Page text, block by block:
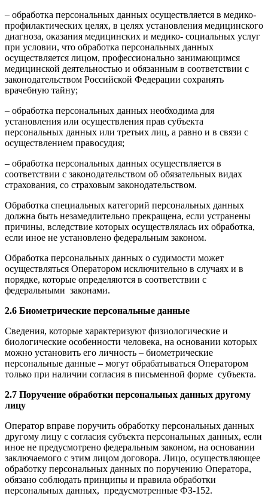
– обработка персональных данных осуществляется в медико-
профилактических целях, в целях установления медицинского
диагноза, оказания медицинских и медико- социальных услуг
при условии, что обработка персональных данных
осуществляется лицом, профессионально занимающимся
медицинской деятельностью и обязанным в соответствии с
законодательством Российской Федерации сохранять
врачебную тайну;
– обработка персональных данных необходима для
установления или осуществления прав субъекта
персональных данных или третьих лиц, а равно и в связи с
осуществлением правосудия;
– обработка персональных данных осуществляется в
соответствии с законодательством об обязательных видах
страхования, со страховым законодательством.
Обработка специальных категорий персональных данных
должна быть незамедлительно прекращена, если устранены
причины, вследствие которых осуществлялась их обработка,
если иное не установлено федеральным законом.
Обработка персональных данных о судимости может
осуществляться Оператором исключительно в случаях и в
порядке, которые определяются в соответствии с
федеральными законами.
2.6 Биометрические персональные данные
Сведения, которые характеризуют физиологические и
биологические особенности человека, на основании которых
можно установить его личность – биометрические
персональные данные – могут обрабатываться Оператором
только при наличии согласия в письменной форме субъекта.
2.7 Поручение обработки персональных данных другому
лицу
Оператор вправе поручить обработку персональных данных
другому лицу с согласия субъекта персональных данных, если
иное не предусмотрено федеральным законом, на основании
заключаемого с этим лицом договора. Лицо, осуществляющее
обработку персональных данных по поручению Оператора,
обязано соблюдать принципы и правила обработки
персональных данных, предусмотренные ФЗ-152.